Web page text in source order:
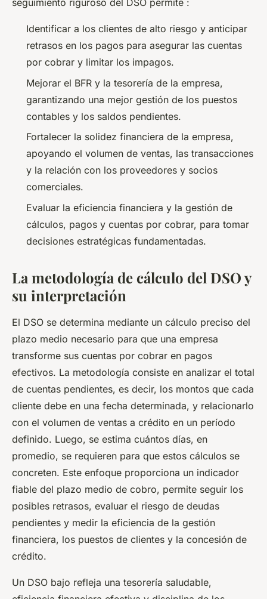
seguimiento riguroso del DSO permite :
Identificar a los clientes de alto riesgo y anticipar
retrasos en los pagos para asegurar las cuentas
por cobrar y limitar los impagos.
Mejorar el BFR y la tesorería de la empresa,
garantizando una mejor gestión de los puestos
contables y los saldos pendientes.
Fortalecer la solidez financiera de la empresa,
apoyando el volumen de ventas, las transacciones
y la relación con los proveedores y socios
comerciales.
Evaluar la eficiencia financiera y la gestión de
cálculos, pagos y cuentas por cobrar, para tomar
decisiones estratégicas fundamentadas.
La metodología de cálculo del DSO y
su interpretación
El DSO se determina mediante un cálculo preciso del
plazo medio necesario para que una empresa
transforme sus cuentas por cobrar en pagos
efectivos. La metodología consiste en analizar el total
de cuentas pendientes, es decir, los montos que cada
cliente debe en una fecha determinada, y relacionarlo
con el volumen de ventas a crédito en un período
definido. Luego, se estima cuántos días, en
promedio, se requieren para que estos cálculos se
concreten. Este enfoque proporciona un indicador
fiable del plazo medio de cobro, permite seguir los
posibles retrasos, evaluar el riesgo de deudas
pendientes y medir la eficiencia de la gestión
financiera, los puestos de clientes y la concesión de
crédito.
Un DSO bajo refleja una tesorería saludable,